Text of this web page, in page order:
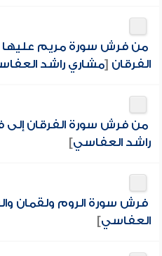
من فرش سورة مريم عليها
الفرقان [مشاري راشد
من فرش سورة الفرقان إلى
راشد العفاسي]
فرش سورة الروم ولقمان
العفاسي]